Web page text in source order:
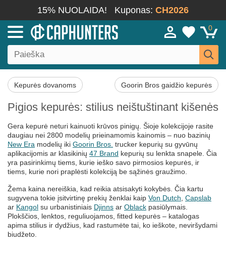
15% NUOLAIDA! Kuponas: CH2026
0
Kepurės dovanoms Goorin Bros gaidžio kepurės
Pigios kepurės: stilius neištuštinant kišenės
Gera kepurė neturi kainuoti krūvos pinigų. Šioje kolekcijoje rasite
daugiau nei 2800 modelių prieinamomis kainomis – nuo bazinių
New Era modelių iki Goorin Bros. trucker kepurių su gyvūnų
aplikacijomis ar klasikinių 47 Brand kepurių su lenkta snapele. Čia
yra pasirinkimų tiems, kurie ieško savo pirmosios kepurės, ir
tiems, kurie nori praplėsti kolekciją be sąžinės graužimo.
Žema kaina nereiškia, kad reikia atsisakyti kokybės. Čia kartu
sugyvena tokie įsitvirtinę prekių ženklai kaip Von Dutch Capslab
ar Kangol su urbanistiniais Djinns ar Oblack pasiūlymais.
Plokščios, lenktos, reguliuojamos, fitted kepurės – katalogas
apima stilius ir dydžius, kad rastumėte tai, ko ieškote, neviršydami
biudžeto.